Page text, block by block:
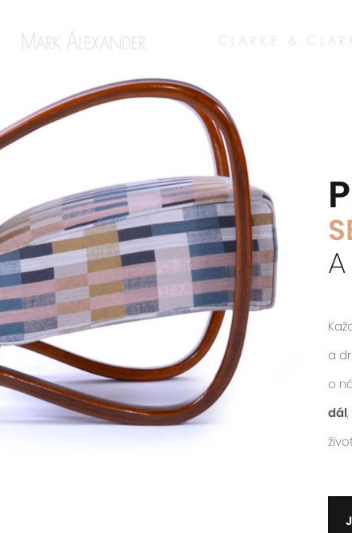
a
o
dál